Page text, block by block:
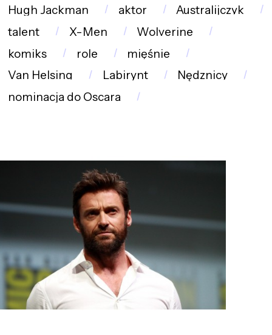
Hugh Jackman aktor
Australijczyk
talent
X-Men
Wolverine
komiks
role
mięśnie
Van Helsing
Labirynt
Nędznicy
nominacja do Oscara